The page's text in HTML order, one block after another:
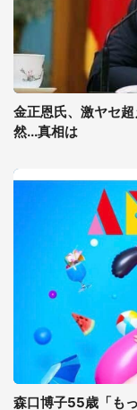
金正恩氏、激ヤセ
然...真相は
森口博子55歳「も